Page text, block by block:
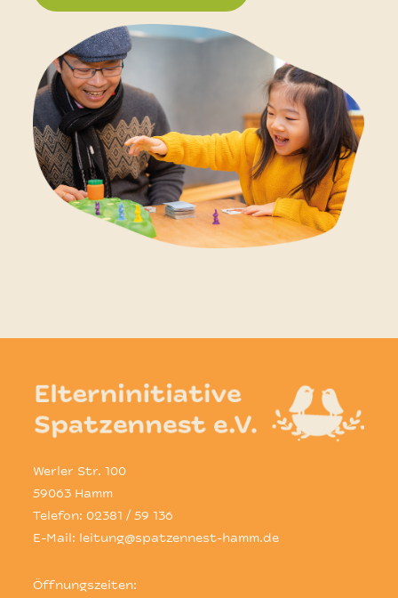
Werler Str. 100
59063 Hamm
Telefon: 02381 / 59 136
E-Mail: leitung@spatzennest-hamm.de
Öffnungszeiten: